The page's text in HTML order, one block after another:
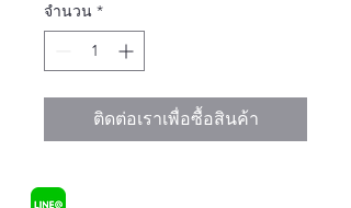
จำนวน *
ติดต่อเราเพื่อซื้อสินค้า